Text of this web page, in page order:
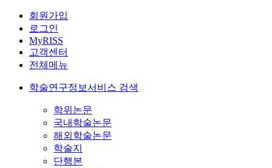
회원가입
로그인
MyRISS
고객센터
전체메뉴
학술연구정보서비스 검색
학위논문
국내학술논문
해외학술논문
학술지
단행본